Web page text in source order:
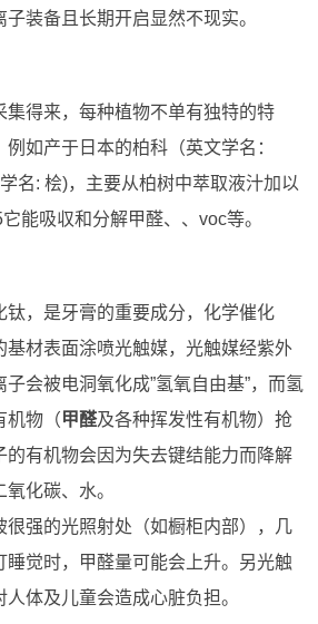
装备且长期开启显然不现实。
集得来，每种植物不单有独特的特
如产于日本的柏科（英文学名：
名: 桧)，主要从柏树中萃取液汁加以
能吸収和分解甲醛、、voc等。
钛，是牙膏的重要成分，化学催化
基材表面涂喷光触媒，光触媒经紫外
会被电洞氧化成”氢氧自由基”，而氢
机物（甲醛及各种挥发性有机物）抢
的有机物会因为失去键结能力而降解
化碳、水。
很强的光照射处（如橱柜内部），几
睡觉时，甲醛量可能会上升。另光触
体及儿童会造成心脏负担。